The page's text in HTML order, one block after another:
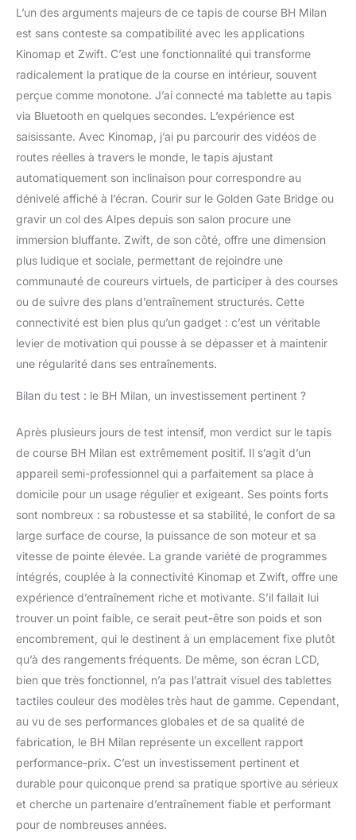
L’un des arguments majeurs de ce tapis de course BH Milan
est sans conteste sa compatibilité avec les applications
Kinomap et Zwift. C’est une fonctionnalité qui transforme
radicalement la pratique de la course en intérieur, souvent
perçue comme monotone. J’ai connecté ma tablette au tapis
via Bluetooth en quelques secondes. L’expérience est
saisissante. Avec Kinomap, j’ai pu parcourir des vidéos de
routes réelles à travers le monde, le tapis ajustant
automatiquement son inclinaison pour correspondre au
dénivelé affiché à l’écran. Courir sur le Golden Gate Bridge ou
gravir un col des Alpes depuis son salon procure une
immersion bluffante. Zwift, de son côté, offre une dimension
plus ludique et sociale, permettant de rejoindre une
communauté de coureurs virtuels, de participer à des courses
ou de suivre des plans d’entraînement structurés. Cette
connectivité est bien plus qu’un gadget : c’est un véritable
levier de motivation qui pousse à se dépasser et à maintenir
une régularité dans ses entraînements.
Bilan du test : le BH Milan, un investissement pertinent ?
Après plusieurs jours de test intensif, mon verdict sur le tapis
de course BH Milan est extrêmement positif. Il s’agit d’un
appareil semi-professionnel qui a parfaitement sa place à
domicile pour un usage régulier et exigeant. Ses points forts
sont nombreux : sa robustesse et sa stabilité, le confort de sa
large surface de course, la puissance de son moteur et sa
vitesse de pointe élevée. La grande variété de programmes
intégrés, couplée à la connectivité Kinomap et Zwift, offre une
expérience d’entraînement riche et motivante. S’il fallait lui
trouver un point faible, ce serait peut-être son poids et son
encombrement, qui le destinent à un emplacement fixe plutôt
qu’à des rangements fréquents. De même, son écran LCD,
bien que très fonctionnel, n’a pas l’attrait visuel des tablettes
tactiles couleur des modèles très haut de gamme. Cependant,
au vu de ses performances globales et de sa qualité de
fabrication, le BH Milan représente un excellent rapport
performance-prix. C’est un investissement pertinent et
durable pour quiconque prend sa pratique sportive au sérieux
et cherche un partenaire d’entraînement fiable et performant
pour de nombreuses années.